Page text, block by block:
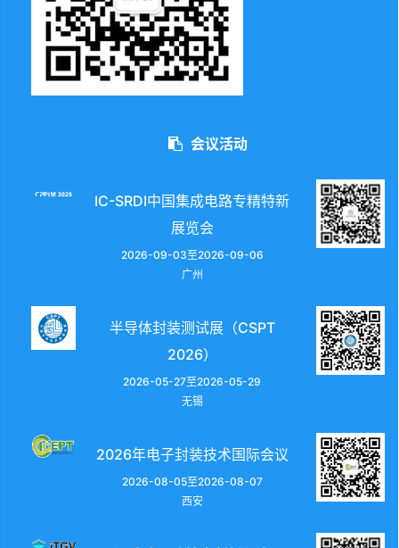
会议活动
IC-SRDI中国集成电路专精特新
展览会
2026-09-03至2026-09-06
广州
半导体封装测试展（CSPT
2026）
2026-05-27至2026-05-29
无锡
2026年电子封装技术国际会议
2026-08-05至2026-08-07
西安